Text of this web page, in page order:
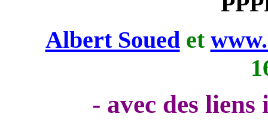
Albert Souedet
- avec des